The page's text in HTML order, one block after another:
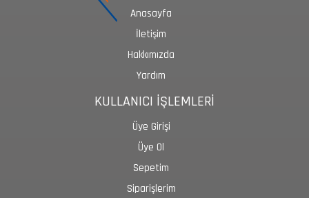
Anasayfa
İletişim
Hakkımızda
Yardım
KULLANICI İŞLEMLERİ
Üye Girişi
Üye Ol
Sepetim
Siparişlerim